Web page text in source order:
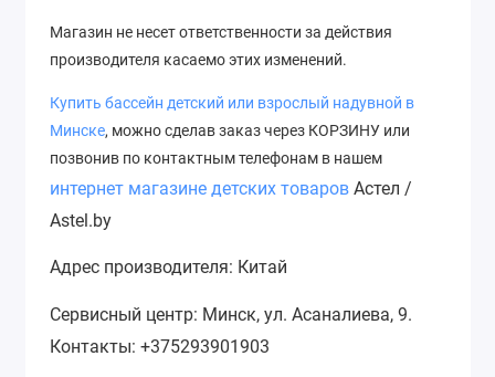
Магазин не несет ответственности за действия
производителя касаемо этих изменений.
Купить бассейн детский или взрослый надувной в
Минске, можно сделав заказ через КОРЗИНУ или
позвонив по контактным телефонам в нашем
интернет магазине детских товаров Астел /
Astel.by
Адрес производителя: Китай
Сервисный центр: Минск, ул. Асаналиева, 9.
Контакты: +375293901903